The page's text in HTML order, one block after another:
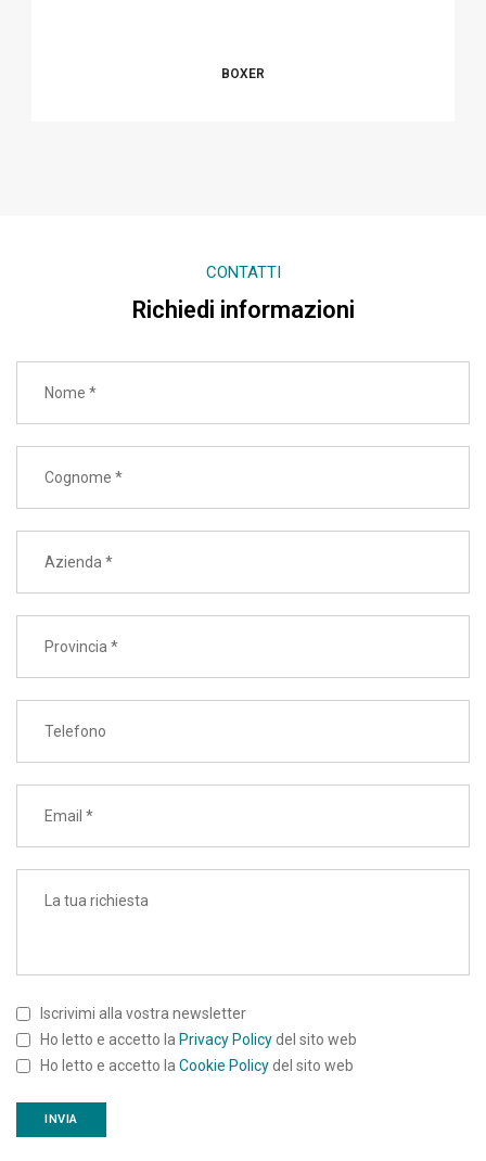
BOXER
CONTATTI
Richiedi informazioni
Iscrivimi alla vostra newsletter
Ho letto e accetto la Privacy Policydel sito web
Ho letto e accetto la Cookie Policydel sito web